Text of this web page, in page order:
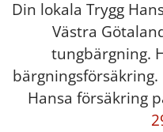
Din lokala Trygg
Västra
tungbärgning.
bärgningsförsäkring.
Hansa försäkring